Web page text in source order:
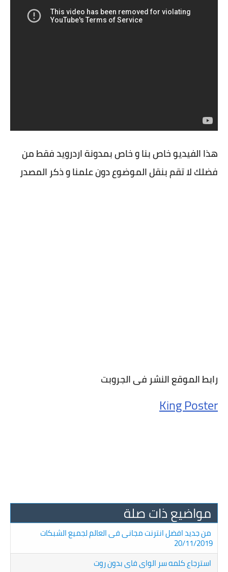
هذا الفيديو خاص بنا و خاص بمدونة اردرويد فقط من
فضلك لا تقم بنقل الموضوع دون علمنا و ذكر المصدر
رابط الموقع النشر فى الجروبت
King Poster
مواضيع ذات صلة
من جديد افضل انترنت مجانى فى العالم لجميع الشبكات
20/11/2019
استرجاع كلمه سر الواى فاى بدون روت